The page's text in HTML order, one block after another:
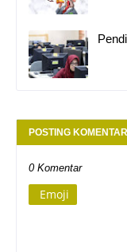
POSTING KOMENTAR
0 Komentar
Emoji